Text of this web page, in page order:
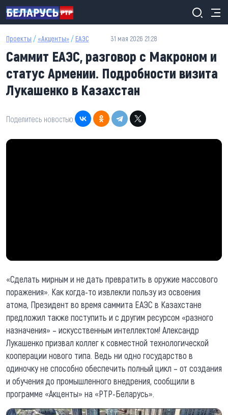
Перейти к основному содержанию
Проекты / «Акценты» / ЕАЭС 31 мая 2026 21:28
Саммит ЕАЭС, разговор с Макроном и
статус Армении. Подробности визита
Лукашенко в Казахстан
Поделитесь новостью:
«Сделать мирным и не дать превратить в оружие массового
поражения». Как когда-то извлекли пользу из освоения
атома, Президент во время саммита ЕАЭС в Казахстане
предложил также поступить и с другим ресурсом «разного
назначения» – искусственным интеллектом! Александр
Лукашенко призвал коллег к совместной технологической
кооперации нового типа. Ведь ни одно государство в
одиночку не способно обеспечить полный цикл – от создания
и обучения до промышленного внедрения, сообщили в
программе «Акценты» на «РТР-Беларусь».